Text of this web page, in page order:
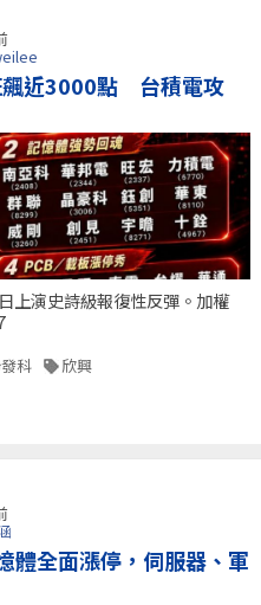
飆近3000點 台積電攻
上演史詩級報復性反彈。加權
科 欣興
體全面漲停，伺服器、軍